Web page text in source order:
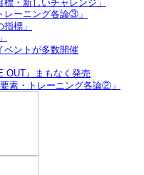
・新しいチャレンジ」
レーニング各論③」
標」
ベントが多数開催
OUT』まもなく発売
素・トレーニング各論②」